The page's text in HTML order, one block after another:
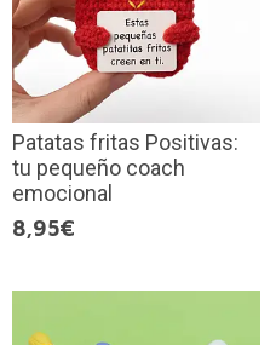
Patatas fritas Positivas:
tu pequeño coach
emocional
8,95€